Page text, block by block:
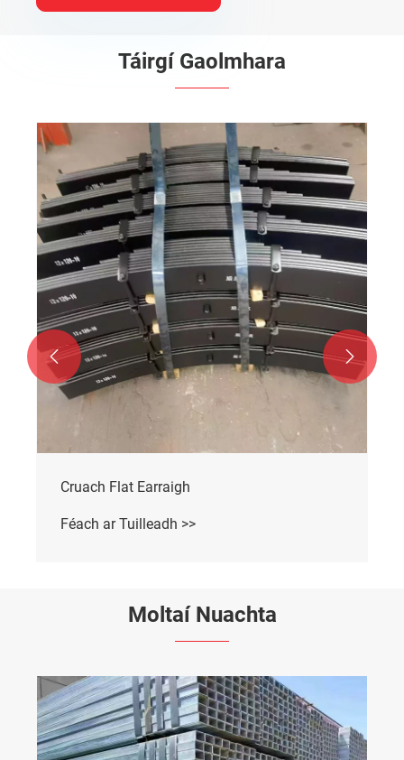
Táirgí Gaolmhara
Carn Bileog Cruach Iarchurtha Te
Féach ar Tuilleadh >>
 
Moltaí Nuachta